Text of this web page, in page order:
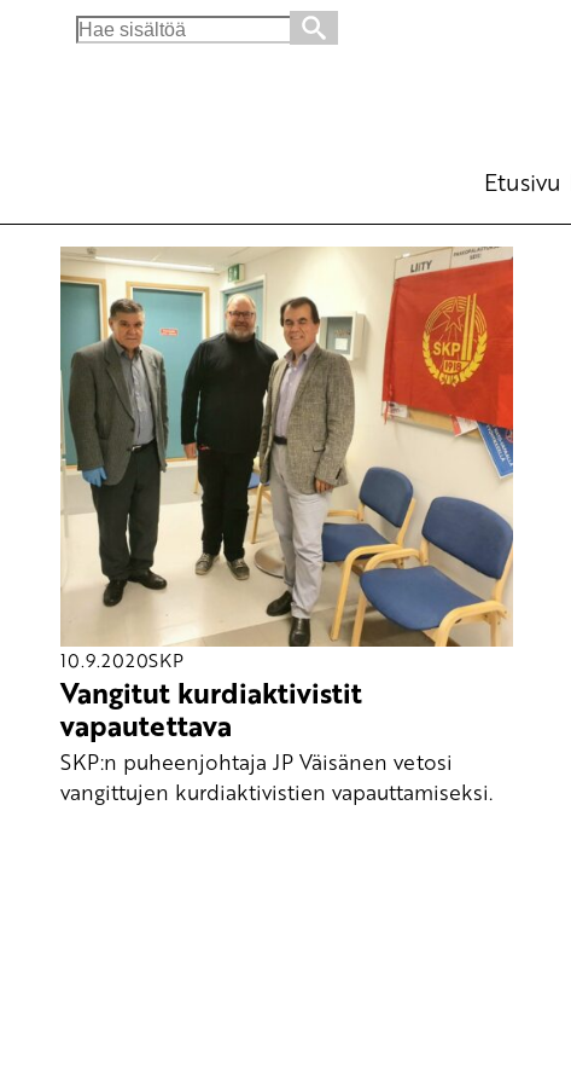
Search
Etusivu
10.9.2020SKP
Vangitut kurdiaktivistit
vapautettava
SKP:n puheenjohtaja JP Väisänen vetosi
vangittujen kurdiaktivistien vapauttamiseksi.